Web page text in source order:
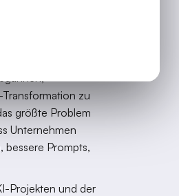
zu
größte Problem
Unternehmen
bessere Prompts,
Projekten und der